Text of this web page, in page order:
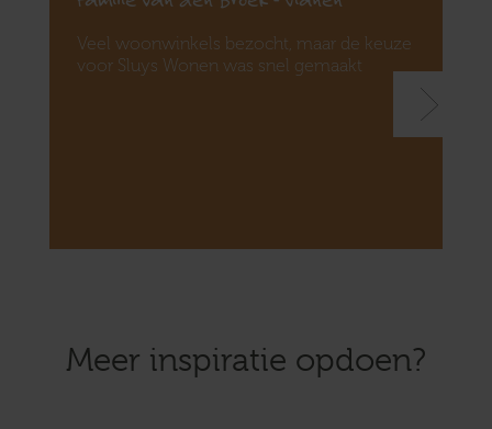
Veel woonwinkels bezocht, maar de keuze
voor Sluys Wonen was snel gemaakt
Meer inspiratie opdoen?